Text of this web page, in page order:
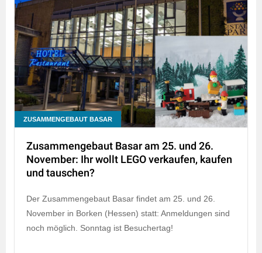
ZUSAMMENGEBAUT BASAR
Zusammengebaut Basar am 25. und 26.
November: Ihr wollt LEGO verkaufen, kaufen
und tauschen?
Der Zusammengebaut Basar findet am 25. und 26.
November in Borken (Hessen) statt: Anmeldungen sind
noch möglich. Sonntag ist Besuchertag!